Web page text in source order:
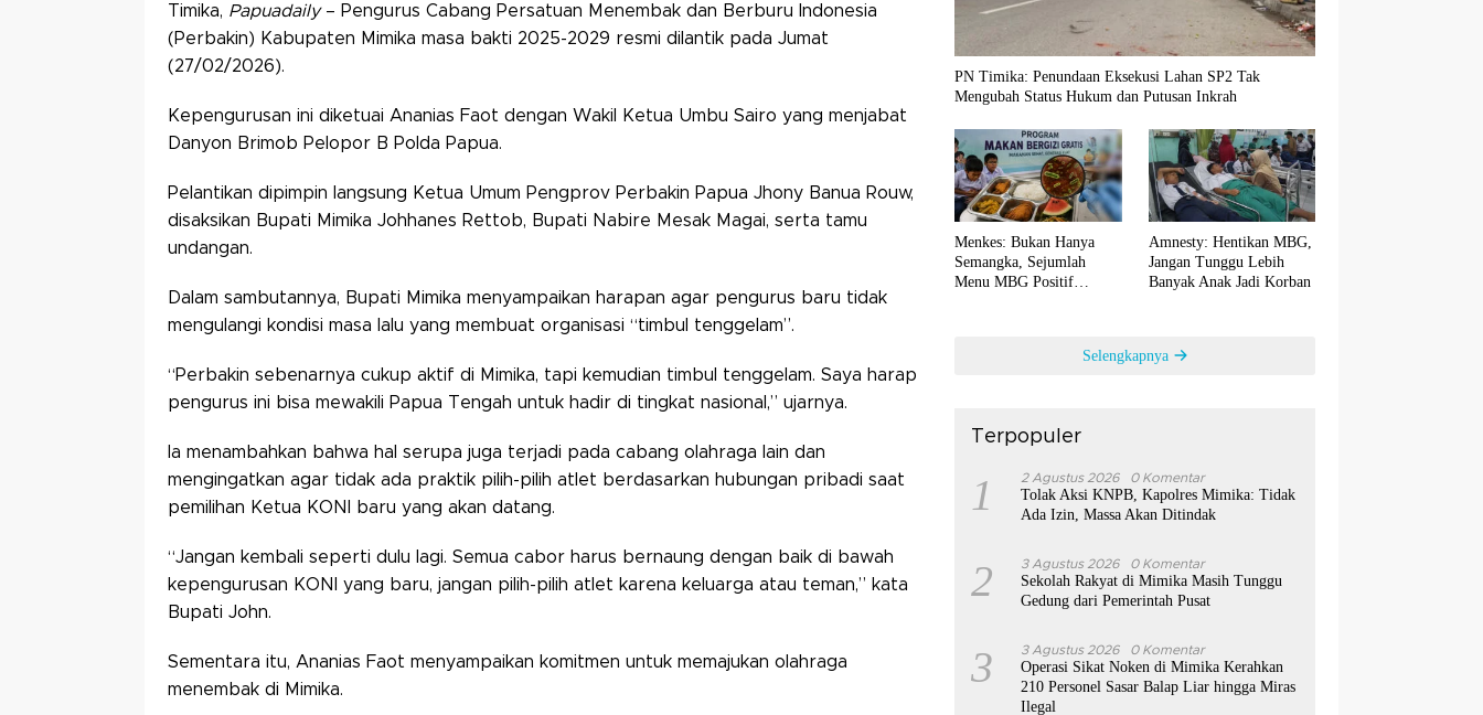
Timika, Papuadaily– Pengurus Cabang Persatuan Menembak dan Berburu Indonesia
(Perbakin) Kabupaten Mimika masa bakti 2025-2029 resmi dilantik pada Jumat
(27/02/2026).
Kepengurusan ini diketuai Ananias Faot dengan Wakil Ketua Umbu Sairo yang menjabat
Danyon Brimob Pelopor B Polda Papua.
Pelantikan dipimpin langsung Ketua Umum Pengprov Perbakin Papua Jhony Banua Rouw,
disaksikan Bupati Mimika Johhanes Rettob, Bupati Nabire Mesak Magai, serta tamu
undangan.
Dalam sambutannya, Bupati Mimika menyampaikan harapan agar pengurus baru tidak
mengulangi kondisi masa lalu yang membuat organisasi “timbul tenggelam”.
“Perbakin sebenarnya cukup aktif di Mimika, tapi kemudian timbul tenggelam. Saya harap
pengurus ini bisa mewakili Papua Tengah untuk hadir di tingkat nasional,” ujarnya.
Ia menambahkan bahwa hal serupa juga terjadi pada cabang olahraga lain dan
mengingatkan agar tidak ada praktik pilih-pilih atlet berdasarkan hubungan pribadi saat
pemilihan Ketua KONI baru yang akan datang.
“Jangan kembali seperti dulu lagi. Semua cabor harus bernaung dengan baik di bawah
kepengurusan KONI yang baru, jangan pilih-pilih atlet karena keluarga atau teman,” kata
Bupati John.
Sementara itu, Ananias Faot menyampaikan komitmen untuk memajukan olahraga
menembak di Mimika.
PN Timika: Penundaan Eksekusi Lahan SP2 Tak
Mengubah Status Hukum dan Putusan Inkrah
Menkes: Bukan Hanya
Semangka, Sejumlah
Menu MBG Positif
Amnesty: Hentikan MBG,
Jangan Tunggu Lebih
Banyak Anak Jadi Korban
Selengkapnya
Terpopuler
1 2 Agustus 2026 0 Komentar
Tolak Aksi KNPB, Kapolres Mimika: Tidak
Ada Izin, Massa Akan Ditindak
2 3 Agustus 2026 0 Komentar
Sekolah Rakyat di Mimika Masih Tunggu
Gedung dari Pemerintah Pusat
3 3 Agustus 2026 0 Komentar
Operasi Sikat Noken di Mimika Kerahkan
210 Personel Sasar Balap Liar hingga Miras
Ilegal